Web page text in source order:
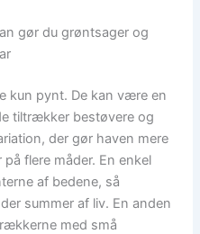
gør du grøntsager og
kun pynt. De kan være en
tiltrækker bestøvere og
der gør haven mere
flere måder. En enkel
af bedene, så
summer af liv. En anden
med små